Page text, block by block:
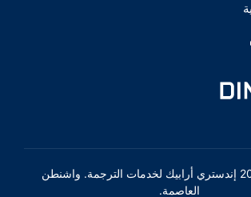
© 2011 - 2026 إندستري أرابيك لخدمات الترجمة. واشنطن
العاصمة.